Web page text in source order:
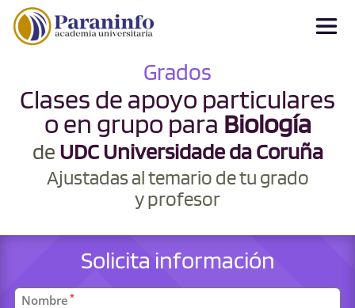
Grados
Clases de apoyo particulares
o en grupo para Biología
de UDC Universidade da Coruña
Ajustadas al temario de tu grado
y profesor
Solicita información
Datos
Nombre *